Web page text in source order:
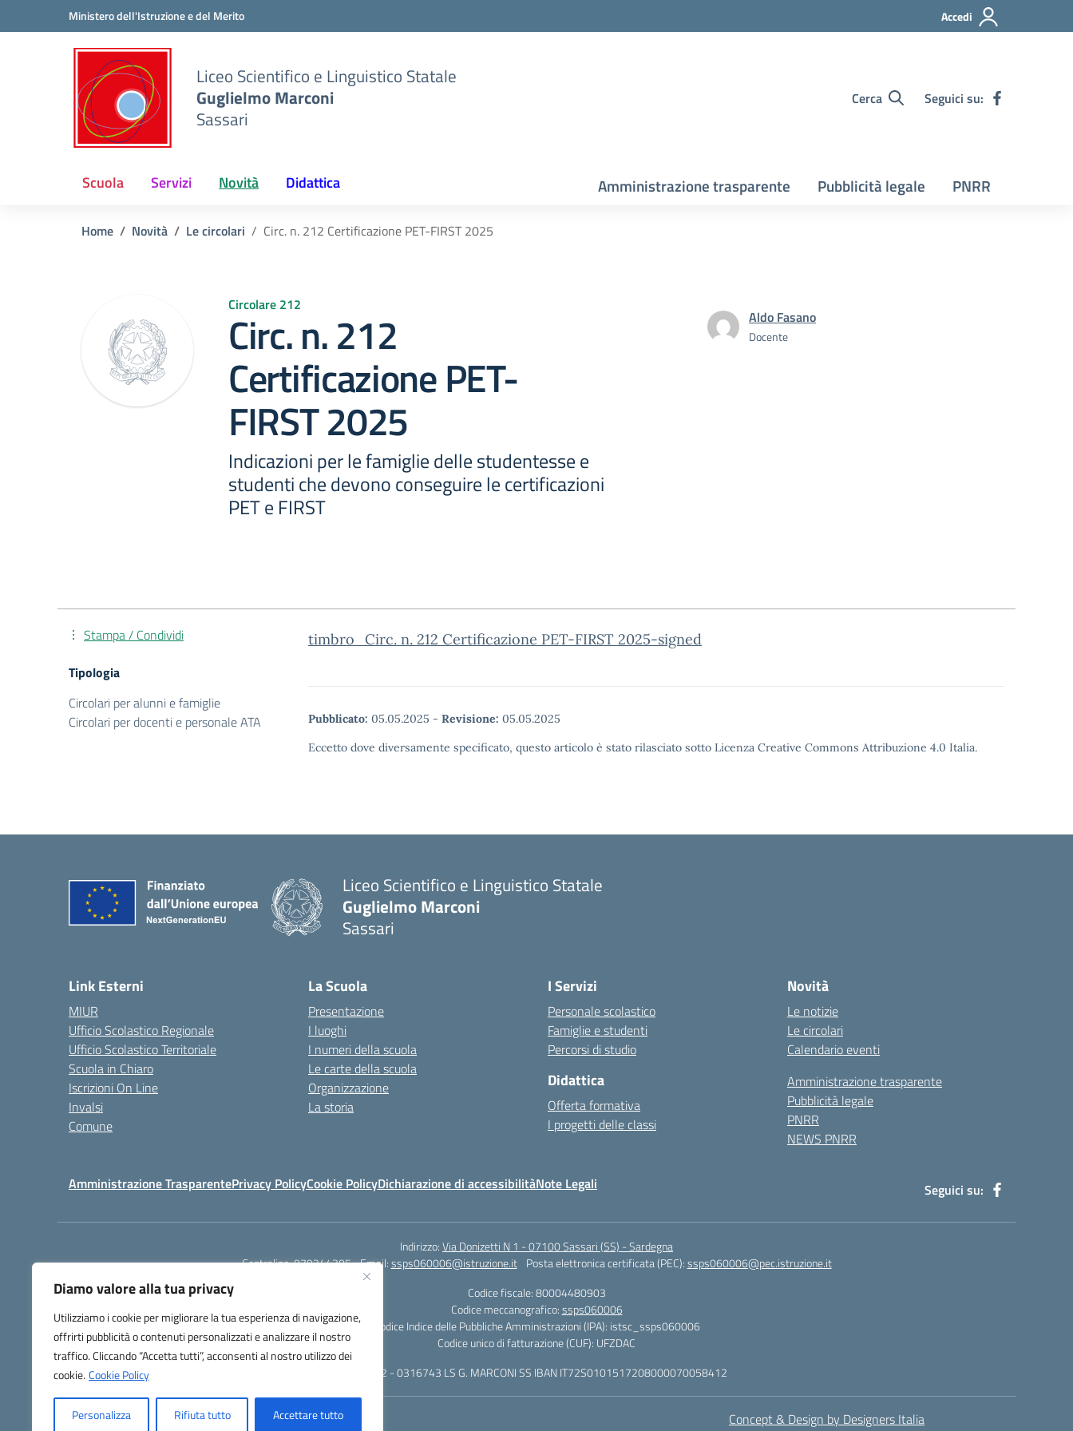
Diamo valore alla tua privacy
Utilizziamo i cookie per migliorare la tua esperienza di navigazione,
offrirti pubblicità o contenuti personalizzati e analizzare il nostro
traffico. Cliccando “Accetta tutti”, acconsenti al nostro utilizzo dei
cookie. Cookie Policy
Personalizza Rifiuta tutto Accettare tutto
Vai ai contenuti
Vai al menu di navigazioneMinistero dell'Istruzione e del Merito Accedi
Liceo Scientifico e Linguistico Statale
Guglielmo Marconi
Sassari
Cerca Seguici su:
Scuola Servizi Novità Didattica Amministrazione trasparente Pubblicità legale PNRR
Home Novità Le circolari Circ. n. 212 Certificazione PET-FIRST 2025
Circolare 212
Circ. n. 212
Certificazione PET-
FIRST 2025
Indicazioni per le famiglie delle studentesse e
studenti che devono conseguire le certificazioni
PET e FIRST
Aldo Fasano
Docente
timbro_Circ. n. 212 Certificazione PET-FIRST 2025-signed
Pubblicato: 05.05.2025 - Revisione: 05.05.2025
Eccetto dove diversamente specificato, questo articolo è stato rilasciato sotto Licenza Creative Commons Attribuzione 4.0 Italia.
Stampa / Condividi
Tipologia
Circolari per alunni e famiglie
Circolari per docenti e personale ATA
Liceo Scientifico e Linguistico Statale
Guglielmo Marconi
Sassari
Link Esterni
MIUR
Ufficio Scolastico Regionale
Ufficio Scolastico Territoriale
Scuola in Chiaro
Iscrizioni On Line
Invalsi
Comune
La Scuola
Presentazione
I luoghi
I numeri della scuola
Le carte della scuola
Organizzazione
La storia
I Servizi
Personale scolastico
Famiglie e studenti
Percorsi di studio
Didattica
Offerta formativa
I progetti delle classi
Novità
Le notizie
Le circolari
Calendario eventi
Amministrazione trasparente
Pubblicità legale
PNRR
NEWS PNRR
Amministrazione TrasparentePrivacy PolicyCookie PolicyDichiarazione di accessibilitàNote Legali Seguici su:
Indirizzo:Via Donizetti N 1 - 07100 Sassari (SS) - Sardegna
Centralino:079244305 Email:ssps060006@istruzione.it Posta elettronica certificata (PEC):ssps060006@pec.istruzione.it
Codice fiscale: 80004480903
Codice meccanografico:ssps060006
Codice Indice delle Pubbliche Amministrazioni (IPA): istsc_ssps060006
Codice unico di fatturazione (CUF): UFZDAC
TU - 522 - 0316743 LS G. MARCONI SS IBAN IT72S0101517208000070058412
Concept & Design by Designers Italia